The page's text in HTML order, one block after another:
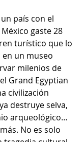
país con el
gaste 28
turístico que lo
un museo
milenios de
Grand Egyptian
civilización
destruye selva,
arqueológico…
No es solo